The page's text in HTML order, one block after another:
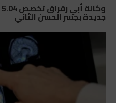
جديدة بجسر الحسن الثاني